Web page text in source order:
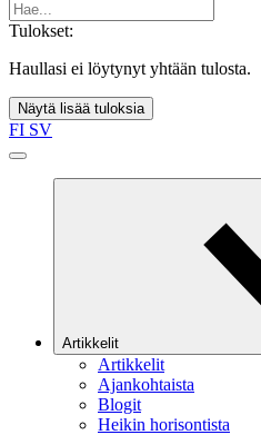
Tulokset:
Haullasi ei löytynyt yhtään tulosta.
Näytä lisää tuloksia
FI SV
Artikkelit
Artikkelit
Ajankohtaista
Blogit
Heikin horisontista